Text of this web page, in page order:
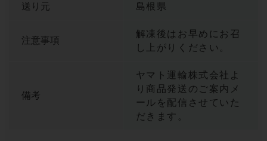
送り元 島根県
注意事項
解凍後はお早めにお召
し上がりください。
備考
ヤマト運輸株式会社よ
り商品発送のご案内メ
ールを配信させていた
だきます。